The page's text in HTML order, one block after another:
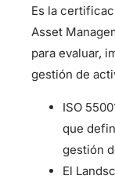
Es la
Asset
para evaluar,
gestión de
ISO
que
gestión
El